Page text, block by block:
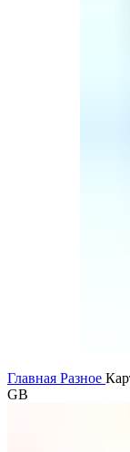
Главная Разное
GB